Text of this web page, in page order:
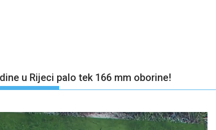
u Rijeci palo tek 166 mm oborine!